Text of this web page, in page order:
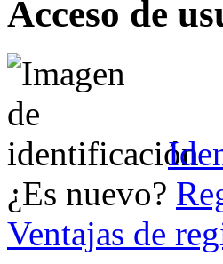
Acceso de
¿Es nuevo?
Ventajas de